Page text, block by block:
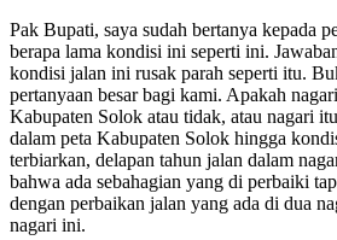
Pak Bupati, saya sudah bertanya kepada
berapa lama kondisi ini seperti ini.
kondisi jalan ini rusak parah seperti itu.
pertanyaan besar bagi kami. Apakah
Kabupaten Solok atau tidak, atau nagari
dalam peta Kabupaten Solok hingga
terbiarkan, delapan tahun jalan dalam
bahwa ada sebahagian yang di perbaiki
dengan perbaikan jalan yang ada di dua
nagari ini.